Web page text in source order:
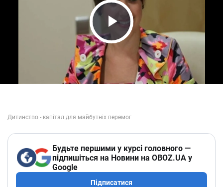
Play Video
Будьте першими у курсі головного —
підпишіться на Новини на OBOZ.UA у
Google
Підписатися